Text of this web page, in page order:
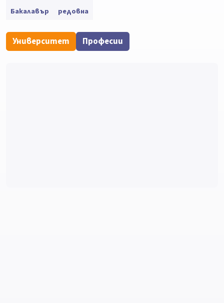
Бакалавър
редовна
Университет Професии